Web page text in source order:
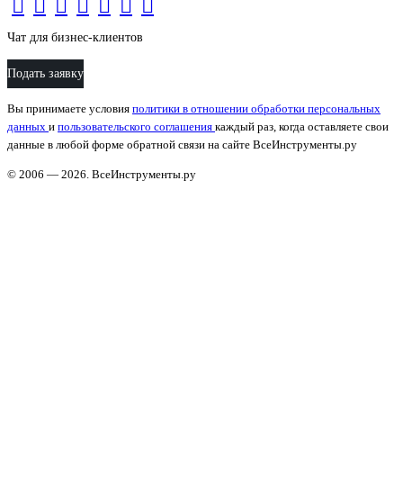
Чат для бизнес-клиентов
Подать заявку
Вы принимаете условия политики в отношении обработки персональных
данных и пользовательского соглашения каждый раз, когда оставляете свои
данные в любой форме обратной связи на сайте ВсеИнструменты.ру
© 2006 — 2026. ВсеИнструменты.ру